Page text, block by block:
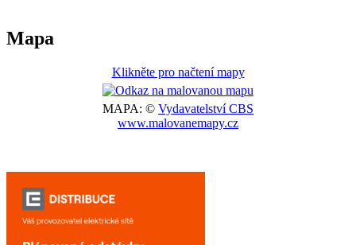
Mapa
Klikněte pro načtení mapy
MAPA: © Vydavatelství CBS
www.malovanemapy.cz